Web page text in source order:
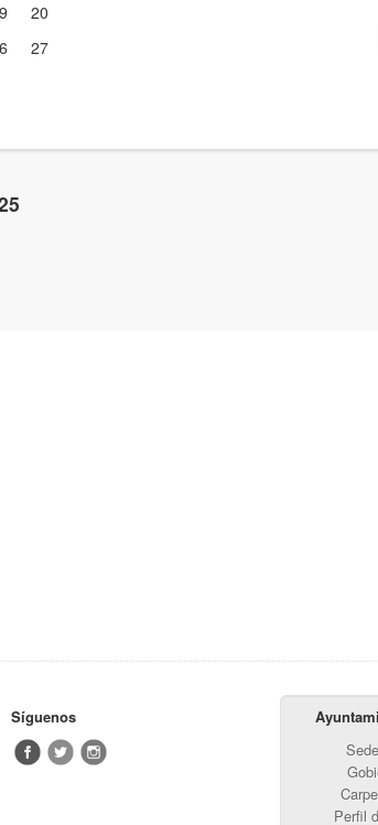
20
27
Síguenos
Perfil